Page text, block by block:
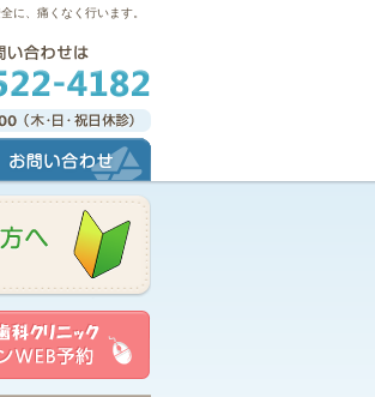
に、痛くなく行います。
合わせ